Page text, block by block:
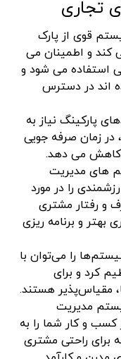
تجاری
قوی از پارک
کند و اطمینان می
استفاده می شود و
اند در دسترس
پارکینگ نیاز به
زمان صرفه جویی
کاهش می دهد.
های مدیریت
را در مورد
و رفتار مشتری
بهتر و برنامه ریزی
را می‌توان با
کرد و برای
مقیاس‌پذیر هستند.
مدیریت
کسب و کار شما را به
راحتی مشتری